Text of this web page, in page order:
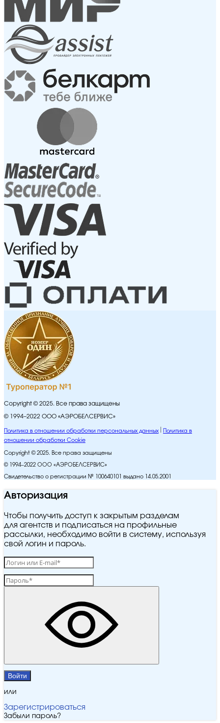
Copyright © 2025. Все права защищены
© 1994–2022 ООО «АЭРОБЕЛСЕРВИС»
Политика в отношении обработки персональных данных
Политика в
отношении обработки Cookie
Copyright © 2025. Все права защищены
© 1994–2022 ООО «АЭРОБЕЛСЕРВИС»
Свидетельство о регистрации № 100640101 выдано 14.05.2001
Авторизация
Чтобы получить доступ к закрытым разделам
для агентств и подписаться на профильные
рассылки, необходимо войти в систему, используя
свой логин и пароль.
Войти
или
Зарегистрироваться
Забыли пароль?